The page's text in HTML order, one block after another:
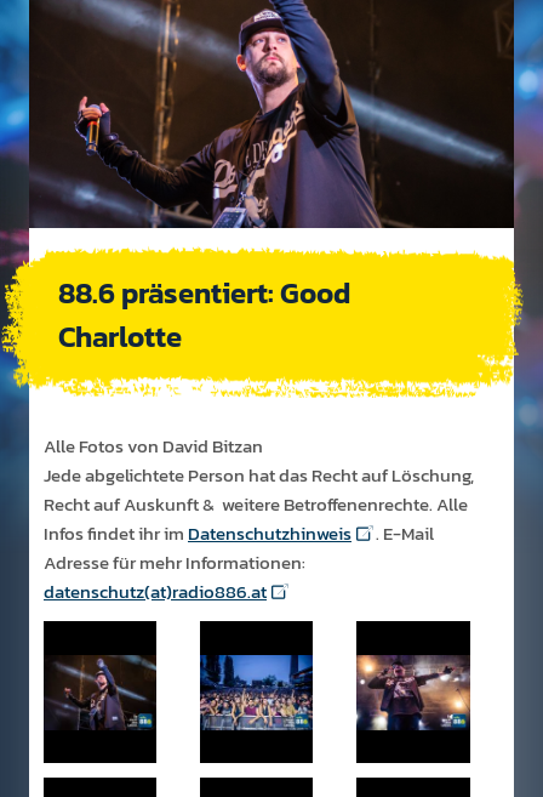
88.6 präsentiert: Good
Charlotte
Alle Fotos von David Bitzan
Jede abgelichtete Person hat das Recht auf Löschung,
Recht auf Auskunft & weitere Betroffenenrechte. Alle
Infos findet ihr im Datenschutzhinweis
. E-Mail
Adresse für mehr Informationen:
datenschutz(at)radio886.at